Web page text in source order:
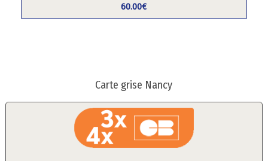
60.00€
Carte grise Nancy